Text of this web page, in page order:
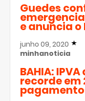
Guedes
e anuncia o
junho 09, 2020
minhanoticia
BAHIA:
recorde em